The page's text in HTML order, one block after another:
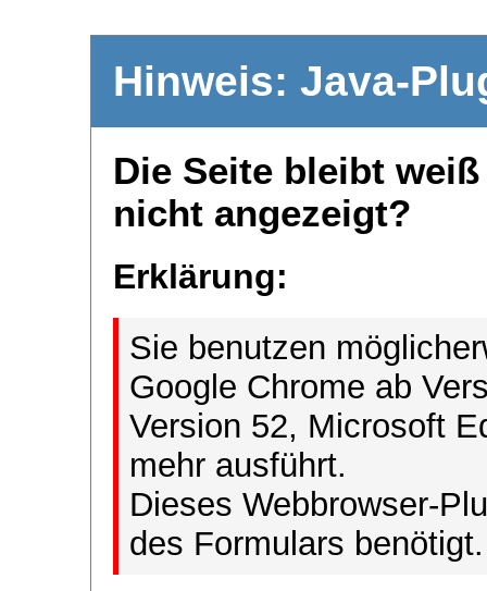
Hinweis: Java-
Die Seite bleibt
nicht angezeigt?
Erklärung:
Sie benutzen
Google Chrome ab
Version 52, Microsoft
mehr ausführt.
Dieses Webbrowser-
des Formulars benötigt.